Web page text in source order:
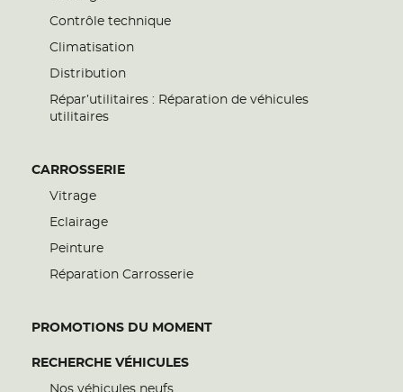
Contrôle technique
Climatisation
Distribution
Répar’utilitaires : Réparation de véhicules
utilitaires
CARROSSERIE
Vitrage
Eclairage
Peinture
Réparation Carrosserie
PROMOTIONS DU MOMENT
RECHERCHE VÉHICULES